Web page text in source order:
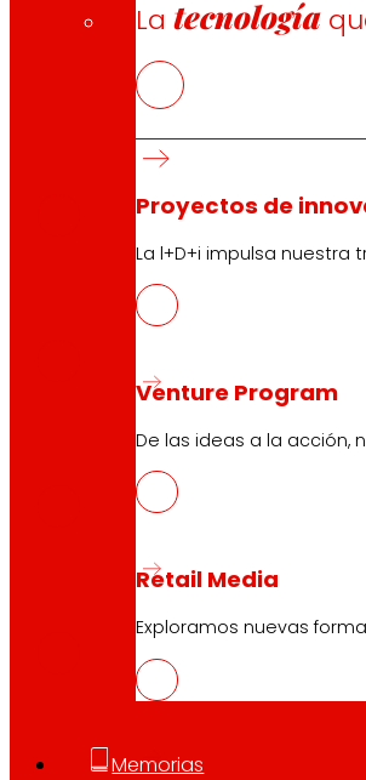
Latecnología
Proyectos de
La l+D+i impulsa
Venture Program
De las ideas a la
Retail Media
Exploramos nuevas
Memorias